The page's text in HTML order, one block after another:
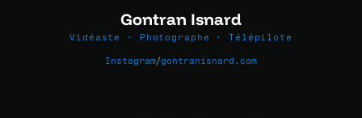
Gontran Isnard
Vidéaste · Photographe · Télépilote
Instagram/gontranisnard.com